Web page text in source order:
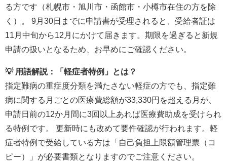
る方です（札幌市・旭川市・函館市・小樽市在住の方を除
く）。 9月30日までに申請書が受理されると、受給者証は
11月中旬から12月にかけて届きます。期限を過ぎると新規
申請の扱いとなるため、お早めにご確認ください。
💡 用語解説：「軽症者特例」とは？
指定難病の重症度分類を満たさない軽症の方でも、指定難
病に関する月ごとの医療費総額が33,330円を超える月が、
申請日前の12か月間に3回以上あれば医療費助成を受けられ
る特例です。 更新時にも改めて要件確認が行われます。軽
症者特例で受給している方は「自己負担上限額管理票（コ
ピー）」が必要書類となりますのでご注意ください。